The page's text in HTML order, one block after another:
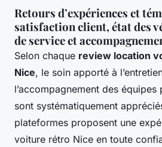
Retours d’expériences et
satisfaction client, état des
de service et
Selon chaque review location
Nice, le soin apporté à
l’accompagnement des
sont systématiquement
plateformes proposent une
voiture rétro Nice en toute